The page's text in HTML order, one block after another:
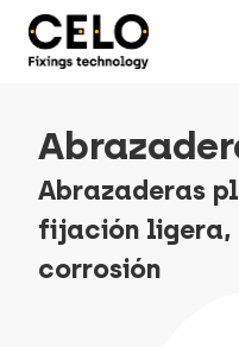
Abrazaderas
fijación ligera,
corrosión